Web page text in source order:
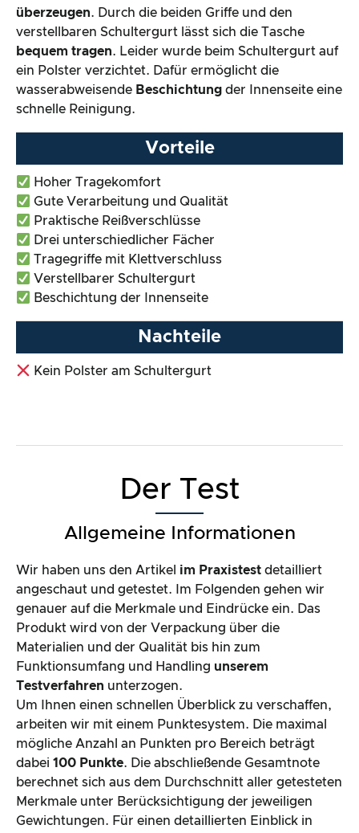
überzeugen. Durch die beiden Griffe und den
verstellbaren Schultergurt lässt sich die Tasche
bequem tragen. Leider wurde beim Schultergurt auf
ein Polster verzichtet. Dafür ermöglicht die
wasserabweisende Beschichtung der Innenseite eine
schnelle Reinigung.
Vorteile
Hoher Tragekomfort
Gute Verarbeitung und Qualität
Praktische Reißverschlüsse
Drei unterschiedlicher Fächer
Tragegriffe mit Klettverschluss
Verstellbarer Schultergurt
Beschichtung der Innenseite
Nachteile
Kein Polster am Schultergurt
Der Test
Allgemeine Informationen
Wir haben uns den Artikel im Praxistest detailliert
angeschaut und getestet. Im Folgenden gehen wir
genauer auf die Merkmale und Eindrücke ein. Das
Produkt wird von der Verpackung über die
Materialien und der Qualität bis hin zum
Funktionsumfang und Handling unserem
Testverfahren unterzogen.
Um Ihnen einen schnellen Überblick zu verschaffen,
arbeiten wir mit einem Punktesystem. Die maximal
mögliche Anzahl an Punkten pro Bereich beträgt
dabei 100 Punkte. Die abschließende Gesamtnote
berechnet sich aus dem Durchschnitt aller getesteten
Merkmale unter Berücksichtigung der jeweiligen
Gewichtungen. Für einen detaillierten Einblick in